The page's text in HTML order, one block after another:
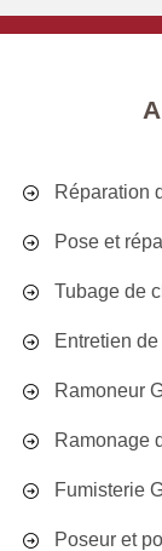
Réparation
Pose et
Tubage de
Entretien
Ramoneur
Ramonage
Fumisterie
Poseur et